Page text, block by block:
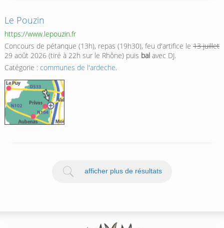
Le Pouzin
https://www.lepouzin.fr
Concours de pétanque (13h), repas (19h30), feu d'artifice le13 juillet
29 août 2026 (tiré à 22h sur le Rhône) puis balavec DJ.
Catégorie : communes de l'ardeche.
afficher plus de résultats